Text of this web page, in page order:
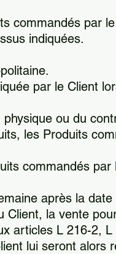
commandés par
indiquées.
par le Client
ou du
les Produits
commandés par
après la date
Client, la vente
articles L 216-2,
lui seront alors